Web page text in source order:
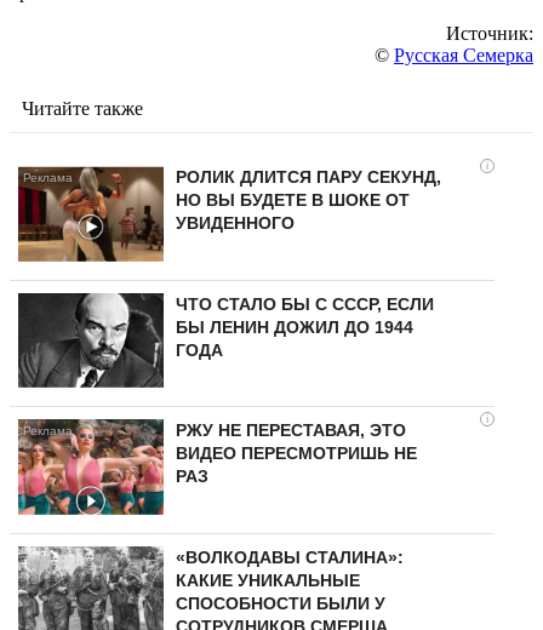
Источник:
© Русская Семерка
Читайте также
i
РОЛИК ДЛИТСЯ ПАРУ СЕКУНД,
НО ВЫ БУДЕТЕ В ШОКЕ ОТ
УВИДЕННОГО
ЧТО СТАЛО БЫ С СССР, ЕСЛИ
БЫ ЛЕНИН ДОЖИЛ ДО 1944
ГОДА
i
РЖУ НЕ ПЕРЕСТАВАЯ, ЭТО
ВИДЕО ПЕРЕСМОТРИШЬ НЕ
РАЗ
«ВОЛКОДАВЫ СТАЛИНА»:
КАКИЕ УНИКАЛЬНЫЕ
СПОСОБНОСТИ БЫЛИ У
СОТРУДНИКОВ СМЕРША